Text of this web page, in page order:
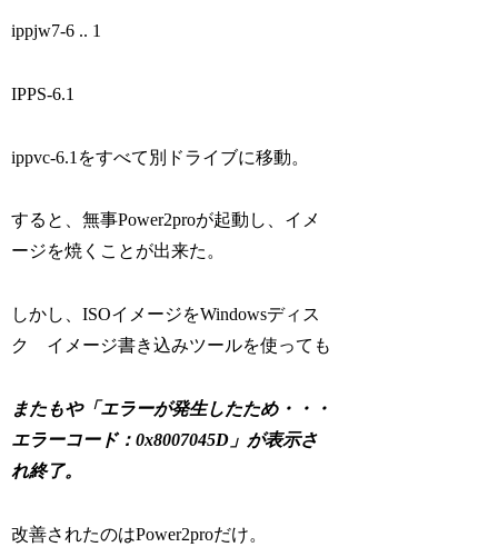
ippjw7-6 .. 1
IPPS-6.1
ippvc-6.1をすべて別ドライブに移動。
すると、無事Power2proが起動し、イメ
ージを焼くことが出来た。
しかし、ISOイメージをWindowsディス
ク イメージ書き込みツールを使っても
またもや「エラーが発生したため・・・
エラーコード：0x8007045D」が表示さ
れ終了。
改善されたのはPower2proだけ。